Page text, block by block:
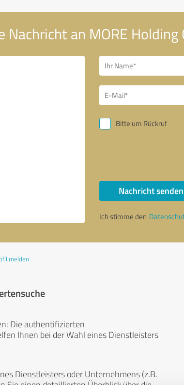
Nachricht an MORE Holding
Bitte um Rückruf
Nachricht senden
Ich stimme den
melden
Die authentifizierten
Ihnen bei der Wahl eines Dienstleisters
Dienstleisters oder Unternehmens (z.B.